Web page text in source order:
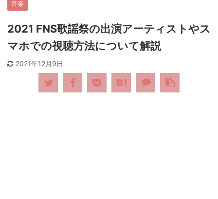
音楽
2021 FNS歌謡祭の出演アーティストやス
マホでの視聴方法について解説
2021年12月9日